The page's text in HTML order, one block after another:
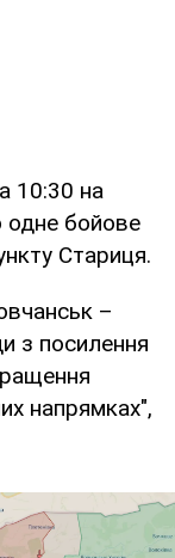
10:30 на
одне бойове
Стариця.
–
з посилення
напрямках",